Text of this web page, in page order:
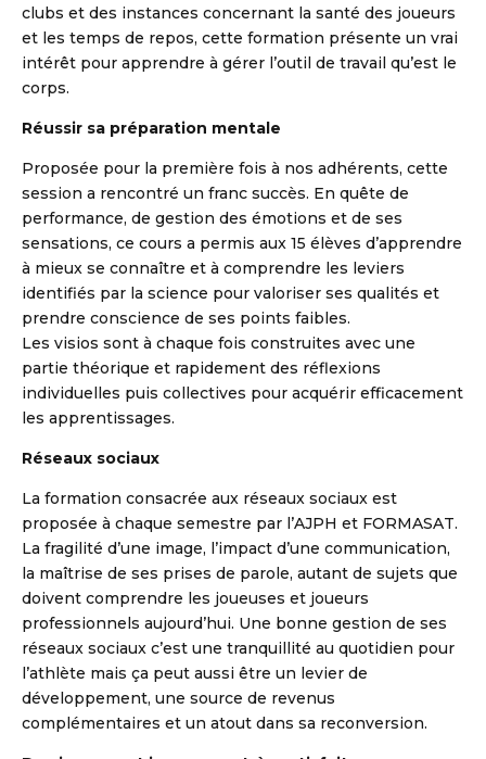
clubs et des instances concernant la santé des joueurs
et les temps de repos, cette formation présente un vrai
intérêt pour apprendre à gérer l’outil de travail qu’est le
corps.
Réussir sa préparation mentale
Proposée pour la première fois à nos adhérents, cette
session a rencontré un franc succès. En quête de
performance, de gestion des émotions et de ses
sensations, ce cours a permis aux 15 élèves d’apprendre
à mieux se connaître et à comprendre les leviers
identifiés par la science pour valoriser ses qualités et
prendre conscience de ses points faibles.
Les visios sont à chaque fois construites avec une
partie théorique et rapidement des réflexions
individuelles puis collectives pour acquérir efficacement
les apprentissages.
Réseaux sociaux
La formation consacrée aux réseaux sociaux est
proposée à chaque semestre par l’AJPH et FORMASAT.
La fragilité d’une image, l’impact d’une communication,
la maîtrise de ses prises de parole, autant de sujets que
doivent comprendre les joueuses et joueurs
professionnels aujourd’hui. Une bonne gestion de ses
réseaux sociaux c’est une tranquillité au quotidien pour
l’athlète mais ça peut aussi être un levier de
développement, une source de revenus
complémentaires et un atout dans sa reconversion.